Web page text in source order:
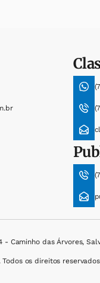
- Caminho das Árvores,
os direitos